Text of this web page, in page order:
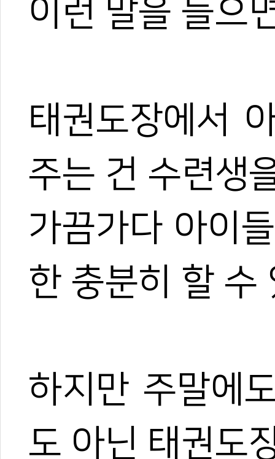
이런 말을 들으
태권도장에서
주는 건 수련생
가끔가다 아이
한 충분히 할 수
하지만 주말에
도 아닌 태권도